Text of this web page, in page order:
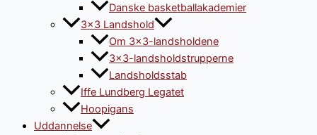
Danske basketballakademier
3×3 Landshold
Om 3×3-landsholdene
3×3-landsholdstrupperne
Landsholdsstab
Iffe Lundberg Legatet
Hoopigans
Uddannelse